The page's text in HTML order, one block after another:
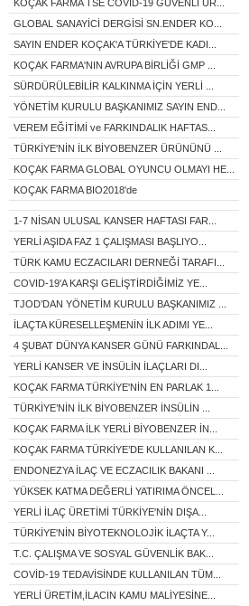
KOÇAK FARMA TSE COVID-19 GÜVENLİ ÜR...
GLOBAL SANAYİCİ DERGİSİ SN.ENDER KO...
SAYIN ENDER KOÇAK'A TÜRKİYE'DE KADI...
KOÇAK FARMA'NIN AVRUPA BİRLİĞİ GMP ...
SÜRDÜRÜLEBİLİR KALKINMA İÇİN YERLİ ...
YÖNETİM KURULU BAŞKANIMIZ SAYIN END...
VEREM EĞİTİMİ ve FARKINDALIK HAFTAS...
TÜRKİYE'NİN İLK BİYOBENZER ÜRÜNÜNÜ ...
KOÇAK FARMA GLOBAL OYUNCU OLMAYI HE...
KOÇAK FARMA BIO2018'de
1-7 NİSAN ULUSAL KANSER HAFTASI FAR...
YERLİ AŞIDA FAZ 1 ÇALIŞMASI BAŞLIYO...
TÜRK KAMU ECZACILARI DERNEĞİ TARAFI...
COVID-19'A KARŞI GELİŞTİRDİĞİMİZ YE...
TJOD’DAN YÖNETİM KURULU BAŞKANIMIZ ...
İLAÇTA KÜRESELLEŞMENİN İLK ADIMI YE...
4 ŞUBAT DÜNYA KANSER GÜNÜ FARKINDAL...
YERLİ KANSER VE İNSÜLİN İLAÇLARI DI...
KOÇAK FARMA TÜRKİYE'NİN EN PARLAK 1...
TÜRKİYE’NİN İLK BİYOBENZER İNSÜLİN ...
KOÇAK FARMA İLK YERLİ BİYOBENZER İN...
KOÇAK FARMA TÜRKİYE’DE KULLANILAN K...
ENDONEZYA İLAÇ VE ECZACILIK BAKANI ...
YÜKSEK KATMA DEĞERLİ YATIRIMA ÖNCEL...
YERLİ İLAÇ ÜRETİMİ TÜRKİYE'NİN DIŞA...
TÜRKİYE'NİN BİYOTEKNOLOJİK İLAÇTA Y...
T.C. ÇALIŞMA VE SOSYAL GÜVENLİK BAK...
COVİD-19 TEDAVİSİNDE KULLANILAN TÜM...
YERLİ ÜRETİM,İLACIN KAMU MALİYESİNE...